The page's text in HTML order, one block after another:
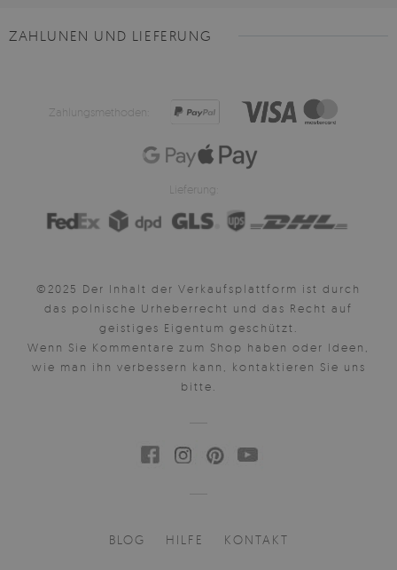
ZAHLUNEN UND LIEFERUNG
Zahlungsmethoden:
Lieferung:
©2025 Der Inhalt der Verkaufsplattform ist durch
das polnische Urheberrecht und das Recht auf
geistiges Eigentum geschützt.
Wenn Sie Kommentare zum Shop haben oder Ideen,
wie man ihn verbessern kann, kontaktieren Sie uns
bitte.
BLOG HILFE KONTAKT